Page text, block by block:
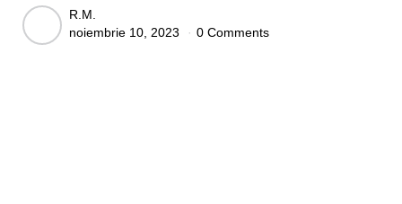
Posted
by
R.M.
noiembrie 10, 2023
0 Comments